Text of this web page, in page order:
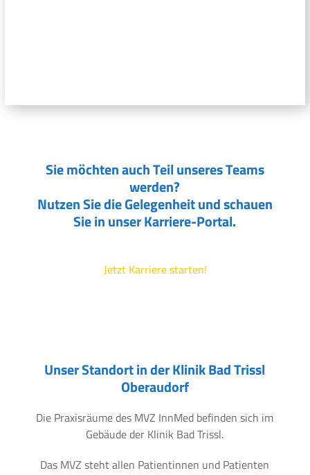
Sie möchten auch Teil unseres Teams
werden?
Nutzen Sie die Gelegenheit und schauen
Sie in unser Karriere-Portal.
Jetzt Karriere starten!
Unser Standort in der Klinik Bad Trissl
Oberaudorf
Die Praxisräume des MVZ InnMed befinden sich im
Gebäude der Klinik Bad Trissl.
Das MVZ steht allen Patientinnen und Patienten